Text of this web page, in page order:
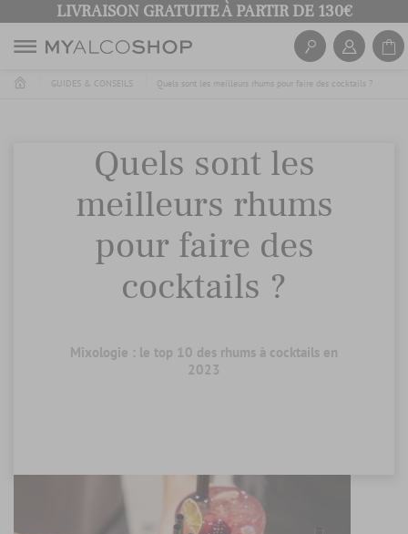
LIVRAISON GRATUITE À PARTIR DE 130€
GUIDES & CONSEILS Quels sont les meilleurs rhums pour faire des cocktails ?
Quels sont les
meilleurs rhums
pour faire des
cocktails ?
Mixologie : le top 10 des rhums à cocktails en
2023